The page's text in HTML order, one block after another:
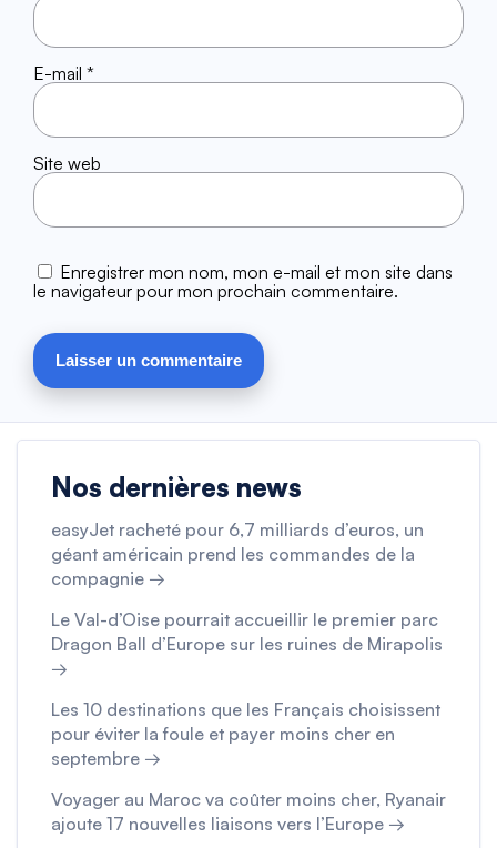
E-mail *
Site web
Enregistrer mon nom, mon e-mail et mon site dans
le navigateur pour mon prochain commentaire.
Nos dernières news
easyJet racheté pour 6,7 milliards d’euros, un
géant américain prend les commandes de la
compagnie →
Le Val-d’Oise pourrait accueillir le premier parc
Dragon Ball d’Europe sur les ruines de Mirapolis
→
Les 10 destinations que les Français choisissent
pour éviter la foule et payer moins cher en
septembre →
Voyager au Maroc va coûter moins cher, Ryanair
ajoute 17 nouvelles liaisons vers l’Europe →